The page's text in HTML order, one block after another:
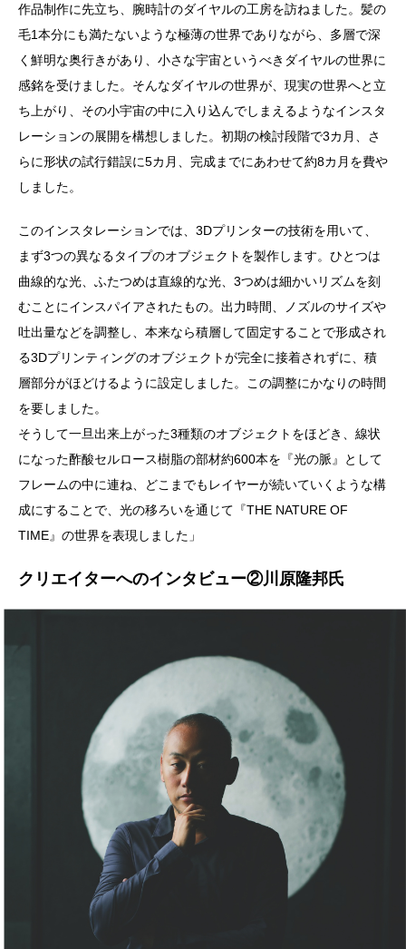
作品制作に先立ち、腕時計のダイヤルの工房を訪ねました。髪の
毛1本分にも満たないような極薄の世界でありながら、多層で深
く鮮明な奥行きがあり、小さな宇宙というべきダイヤルの世界に
感銘を受けました。そんなダイヤルの世界が、現実の世界へと立
ち上がり、その小宇宙の中に入り込んでしまえるようなインスタ
レーションの展開を構想しました。初期の検討段階で3カ月、さ
らに形状の試行錯誤に5カ月、完成までにあわせて約8カ月を費や
しました。
このインスタレーションでは、3Dプリンターの技術を用いて、
まず3つの異なるタイプのオブジェクトを製作します。ひとつは
曲線的な光、ふたつめは直線的な光、3つめは細かいリズムを刻
むことにインスパイアされたもの。出力時間、ノズルのサイズや
吐出量などを調整し、本来なら積層して固定することで形成され
る3Dプリンティングのオブジェクトが完全に接着されずに、積
層部分がほどけるように設定しました。この調整にかなりの時間
を要しました。
そうして一旦出来上がった3種類のオブジェクトをほどき、線状
になった酢酸セルロース樹脂の部材約600本を『光の脈』として
フレームの中に連ね、どこまでもレイヤーが続いていくような構
成にすることで、光の移ろいを通じて『THE NATURE OF
TIME』の世界を表現しました」
クリエイターへのインタビュー②川原隆邦氏